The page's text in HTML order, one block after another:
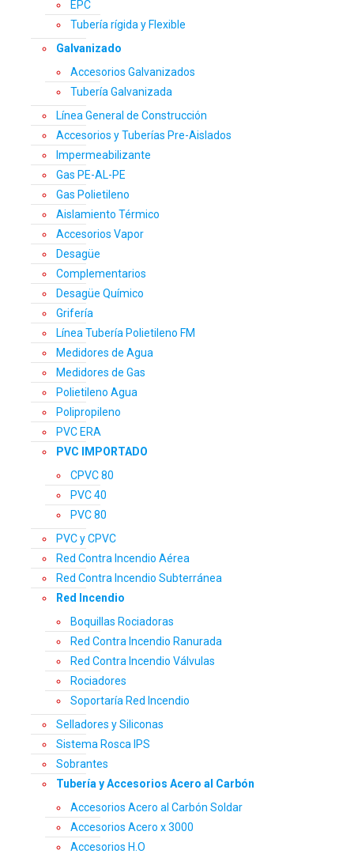
EPC
Tubería rígida y Flexible
Galvanizado
Accesorios Galvanizados
Tubería Galvanizada
Línea General de Construcción
Accesorios y Tuberías Pre-Aislados
Impermeabilizante
Gas PE-AL-PE
Gas Polietileno
Aislamiento Térmico
Accesorios Vapor
Desagüe
Complementarios
Desagüe Químico
Grifería
Línea Tubería Polietileno FM
Medidores de Agua
Medidores de Gas
Polietileno Agua
Polipropileno
PVC ERA
PVC IMPORTADO
CPVC 80
PVC 40
PVC 80
PVC y CPVC
Red Contra Incendio Aérea
Red Contra Incendio Subterránea
Red Incendio
Boquillas Rociadoras
Red Contra Incendio Ranurada
Red Contra Incendio Válvulas
Rociadores
Soportaría Red Incendio
Selladores y Siliconas
Sistema Rosca IPS
Sobrantes
Tubería y Accesorios Acero al Carbón
Accesorios Acero al Carbón Soldar
Accesorios Acero x 3000
Accesorios H.O